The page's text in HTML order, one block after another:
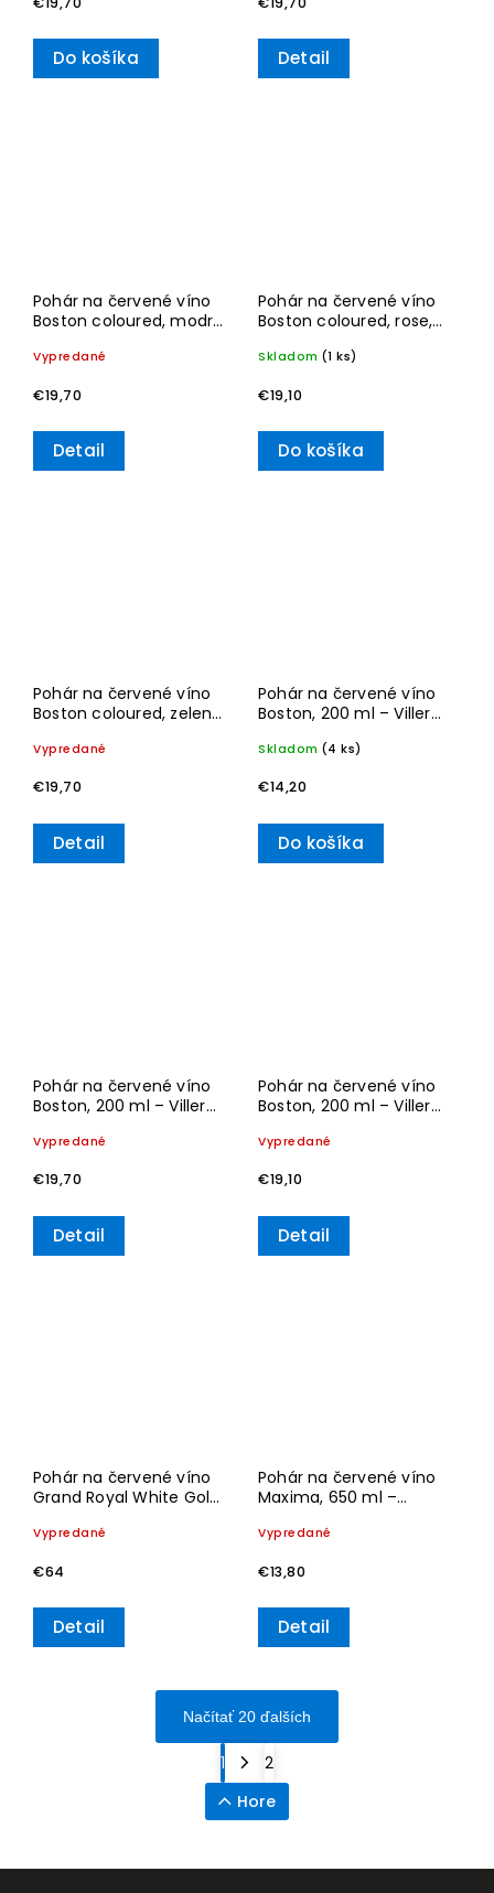
Do košíka Detail
Pohár na červené víno
Boston coloured, modrý
Vypredané
€19,70
Detail
Pohár na červené víno
Boston coloured, rose,
Skladom (1 ks)
€19,10
Do košíka
Pohár na červené víno
Boston coloured, zelený,
Vypredané
€19,70
Detail
Pohár na červené víno
Boston, 200 ml – Villeroy
Skladom (4 ks)
€14,20
Do košíka
Pohár na červené víno
Boston, 200 ml – Villeroy
Vypredané
€19,70
Detail
Pohár na červené víno
Boston, 200 ml – Villeroy
Vypredané
€19,10
Detail
Pohár na červené víno
Grand Royal White Gold,
Vypredané
€64
Detail
Pohár na červené víno
Maxima, 650 ml –
Vypredané
€13,80
Detail
Načítať 20 ďalších
1
2
Hore